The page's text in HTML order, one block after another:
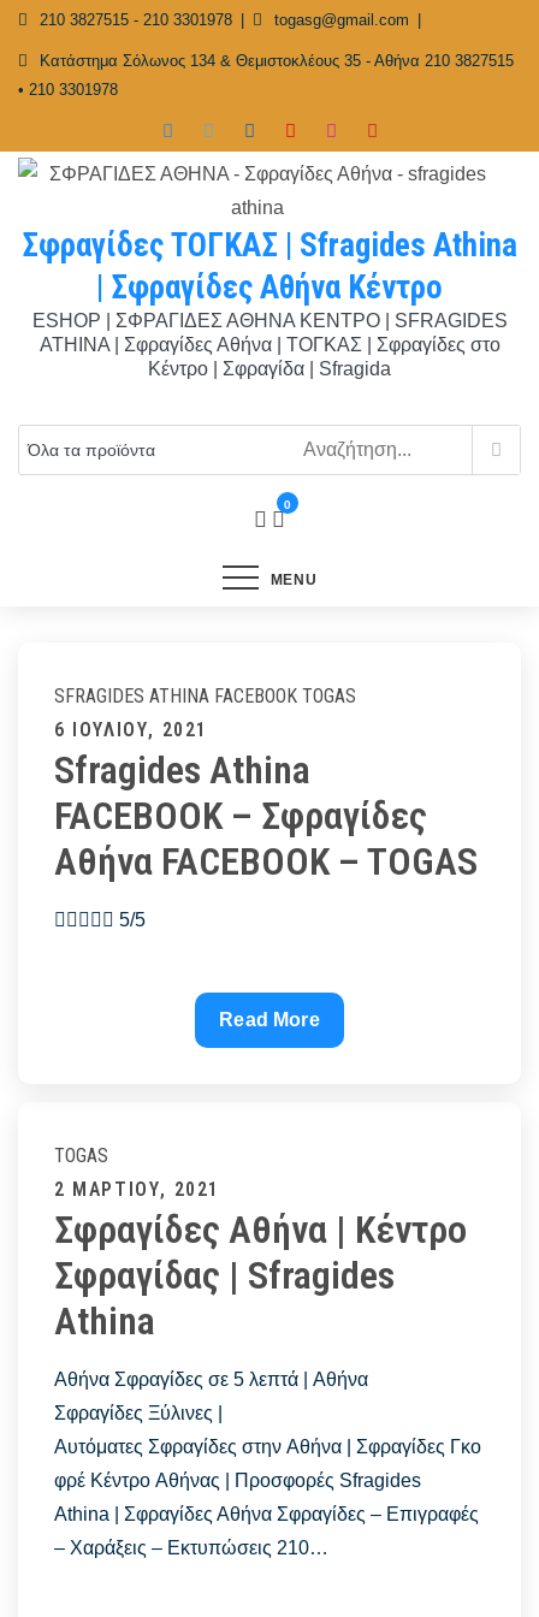
Skip
content
210 3827515 - 210 3301978 togasg@gmail.com
Κατάστημα Σόλωνος 134 & Θεμιστοκλέους 35 - Αθήνα 210 3827515
• 210 3301978
Σφραγίδες ΤΟΓΚΑΣ | Sfragides Athina
| Σφραγίδες Αθήνα Κέντρο
ESHOP | ΣΦΡΑΓΙΔΕΣ ΑΘΗΝΑ ΚΕΝΤΡΟ | SFRAGIDES
ATHINA | Σφραγίδες Αθήνα | ΤΟΓΚΑΣ | Σφραγίδες στο
Κέντρο | Σφραγίδα | Sfragida
0
MENU
SFRAGIDES ATHINA FACEBOOK TOGAS
Posted
on
6 ΙΟΥΛΊΟΥ, 2021
Sfragides Athina
FACEBOOK – Σφραγίδες
Αθήνα FACEBOOK – TOGAS
 5/5
Sfragides
Athina
–
TOGAS
Read More
TOGAS
Posted
on
2 ΜΑΡΤΊΟΥ, 2021
Σφραγίδες Αθήνα | Κέντρο
Σφραγίδας | Sfragides
Athina
Αθήνα Σφραγίδες σε 5 λεπτά | Αθήνα
Σφραγίδες Ξύλινες |
Αυτόματες Σφραγίδες στην Αθήνα | Σφραγίδες Γκο
φρέ Κέντρο Αθήνας | Προσφορές Sfragides
Athina | Σφραγίδες Αθήνα Σφραγίδες – Επιγραφές
– Χαράξεις – Εκτυπώσεις 210…